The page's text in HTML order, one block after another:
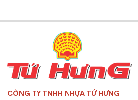
CÔNG TY TNHH NHỰA TỨ HƯNG